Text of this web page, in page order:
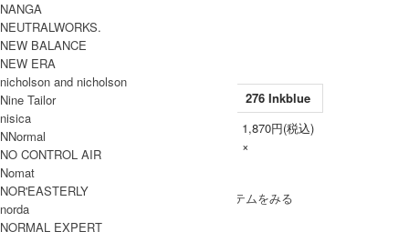
レビューを見る(0件)
レビューを投稿
276 Inkblue
Free
×
1,870円(税込)
×
SOLD OUT
» もうすこしmeri ja kuu (メリヤクー)のアイテムをみる
NANGA
NEUTRALWORKS.
NEW BALANCE
NEW ERA
nicholson and nicholson
Nine Tailor
nisica
NNormal
NO CONTROL AIR
Nomat
NOR'EASTERLY
norda
NORMAL EXPERT